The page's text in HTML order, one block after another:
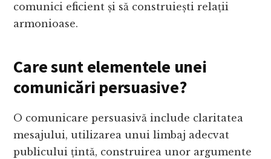
comunici eficient și să construiești relații
armonioase.
Care sunt elementele unei
comunicări persuasive?
O comunicare persuasivă include claritatea
mesajului, utilizarea unui limbaj adecvat
publicului țintă, construirea unor argumente